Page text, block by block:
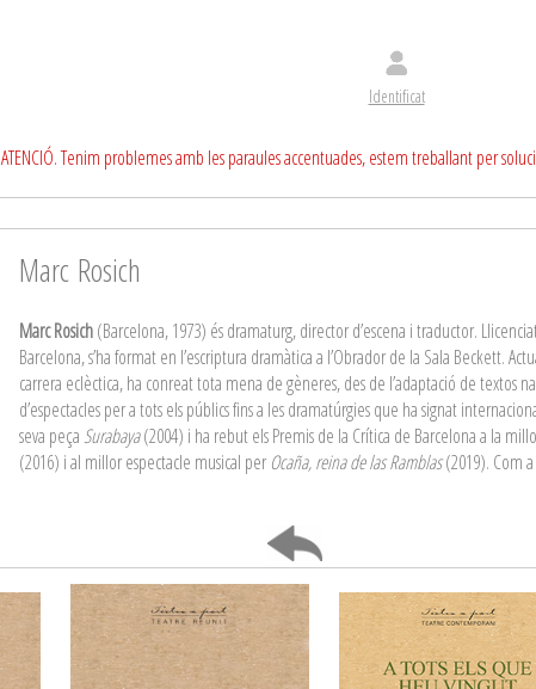
Identificat
ATENCIÓ. Tenim problemes amb les paraules accentuades, estem treballant per
Marc Rosich
Marc Rosich(Barcelona, 1973) és dramaturg, director d’escena i traductor.
Barcelona, s’ha format en l’escriptura dramàtica a l’Obrador de la Sala Beckett.
carrera eclèctica, ha conreat tota mena de gèneres, des de l’adaptació de textos
d’espectacles per a tots els públics fins a les dramatúrgies que ha signat
seva peça Surabaya(2004) i ha rebut els Premis de la Crítica de Barcelona a la
(2016) i al millor espectacle musical per Ocaña, reina de las Ramblas(2019). Com